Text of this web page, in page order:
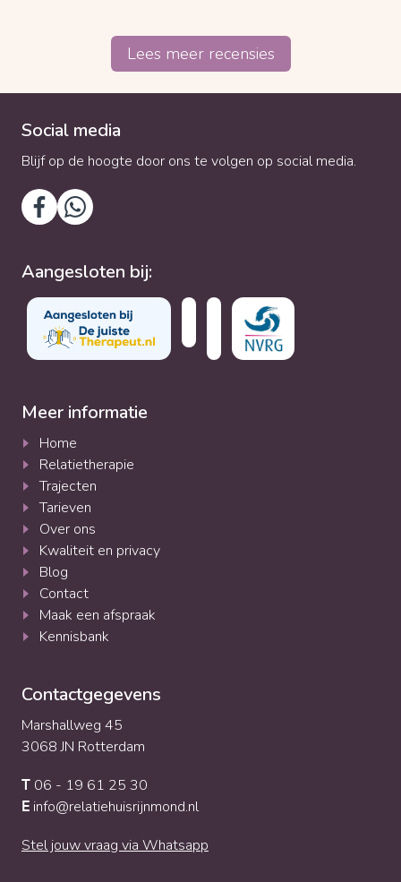
Lees meer recensies
Social media
Blijf op de hoogte door ons te volgen op social media.
Aangesloten bij:
Meer informatie
Home
Relatietherapie
Trajecten
Tarieven
Over ons
Kwaliteit en privacy
Blog
Contact
Maak een afspraak
Kennisbank
Contactgegevens
Marshallweg 45
3068 JN Rotterdam
T 06 - 19 61 25 30
E info@relatiehuisrijnmond.nl
Stel jouw vraag via Whatsapp